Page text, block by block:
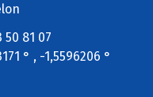
50 81 07
° , -1,5596206 °